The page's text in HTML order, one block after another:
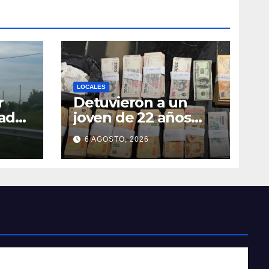
LOCALES
Detuvieron a un
joven de 22 años
con 700 gramos de
cocaína
6 AGOSTO, 2026